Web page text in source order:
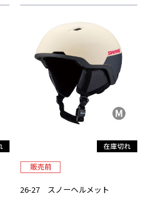
26-27 スノーヘルメット